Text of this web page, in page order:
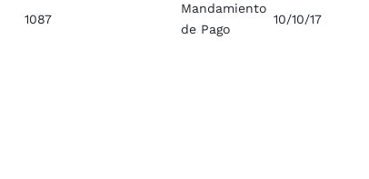
1087
Mandamiento
de Pago
10/10/17